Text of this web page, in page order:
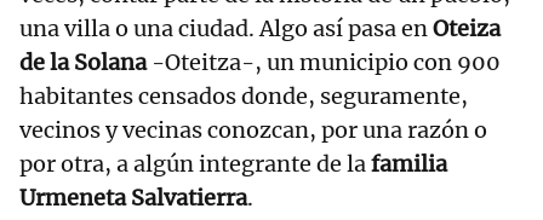
una villa o una ciudad. Algo así pasa enOteiza
de la Solana-Oteitza-, un municipio con 900
habitantes censados donde, seguramente,
vecinos y vecinas conozcan, por una razón o
por otra, a algún integrante de lafamilia
Urmeneta Salvatierra.